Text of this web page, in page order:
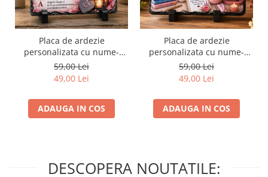
Placa de ardezie
personalizata cu nume-
Mihaela
59,00 Lei
49,00 Lei
ADAUGA IN COS
Placa de ardezie
personalizata cu nume-
Maria
59,00 Lei
49,00 Lei
ADAUGA IN COS
DESCOPERA NOUTATILE: